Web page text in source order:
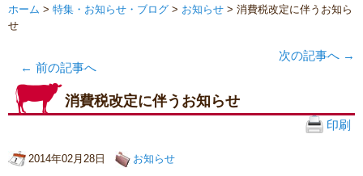
ホーム > 特集・お知らせ・ブログ > お知らせ > 消費税改定に伴うお知ら
せ
← 前の記事へ
次の記事へ →
消費税改定に伴うお知らせ
印刷
2014年02月28日 お知らせ